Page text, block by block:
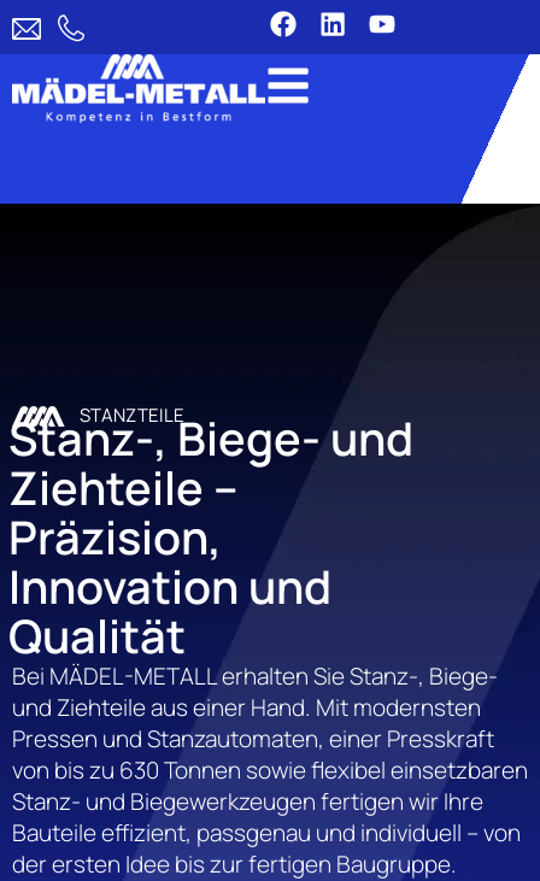
STANZTEILE
Stanz-, Biege- und
Ziehteile –
Präzision,
Innovation und
Qualität
Bei MÄDEL-METALL erhalten Sie Stanz-, Biege-
und Ziehteile aus einer Hand. Mit modernsten
Pressen und Stanzautomaten, einer Presskraft
von bis zu 630 Tonnen sowie flexibel einsetzbaren
Stanz- und Biegewerkzeugen fertigen wir Ihre
Bauteile effizient, passgenau und individuell – von
der ersten Idee bis zur fertigen Baugruppe.